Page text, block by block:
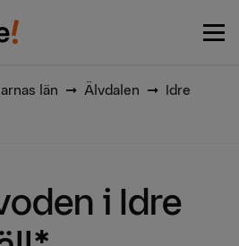
län ➞ Älvdalen ➞ Idre
i Idre